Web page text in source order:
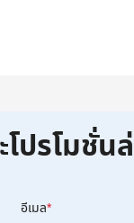
โปรโมชั่น
อีเมล*